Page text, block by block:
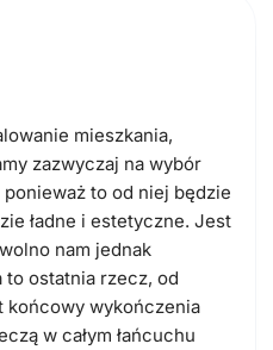
mieszkania,
zazwyczaj na wybór
to od niej będzie
ładne i estetyczne. Jest
nam jednak
to ostatnia rzecz, od
końcowy wykończenia
w całym łańcuchu